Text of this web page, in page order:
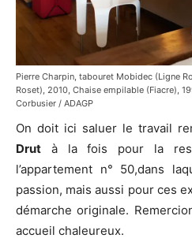
Pierre Charpin, tabouret Mobidec (Ligne
Roset), 2010, Chaise empilable (Fiacre),
Corbusier / ADAGP
On doit ici saluer le travail
Drut à la fois pour la
l’appartement n° 50,dans
passion, mais aussi pour ces
démarche originale.
accueil chaleureux.